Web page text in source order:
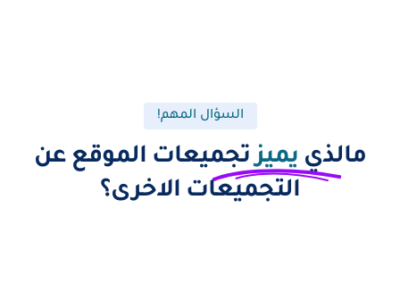
السؤال المهم!
مالذي يميزتجميعات الموقع عن
التجميعات الاخرى؟